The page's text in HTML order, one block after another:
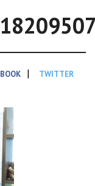
| TWITTER